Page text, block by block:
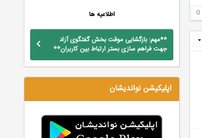
0 اطلاعیه ها
**مهم: بازگشایی موقت بخش گفتگوی آزاد
جهت فراهم سازی بستر ارتباط بین کاربران**
اپلیکیشن نواندیشان